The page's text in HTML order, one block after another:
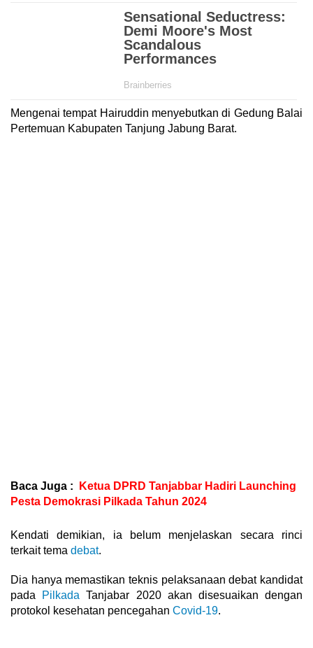
Mengenai tempat Hairuddin menyebutkan di Gedung Balai
Pertemuan Kabupaten Tanjung Jabung Barat.
Baca Juga :
Ketua DPRD Tanjabbar Hadiri Launching
Pesta Demokrasi Pilkada Tahun 2024
Kendati demikian, ia belum menjelaskan secara rinci
terkait tema debat.
Dia hanya memastikan teknis pelaksanaan debat kandidat
pada
Pilkada Tanjabar 2020 akan disesuaikan dengan
protokol kesehatan pencegahan Covid-19.